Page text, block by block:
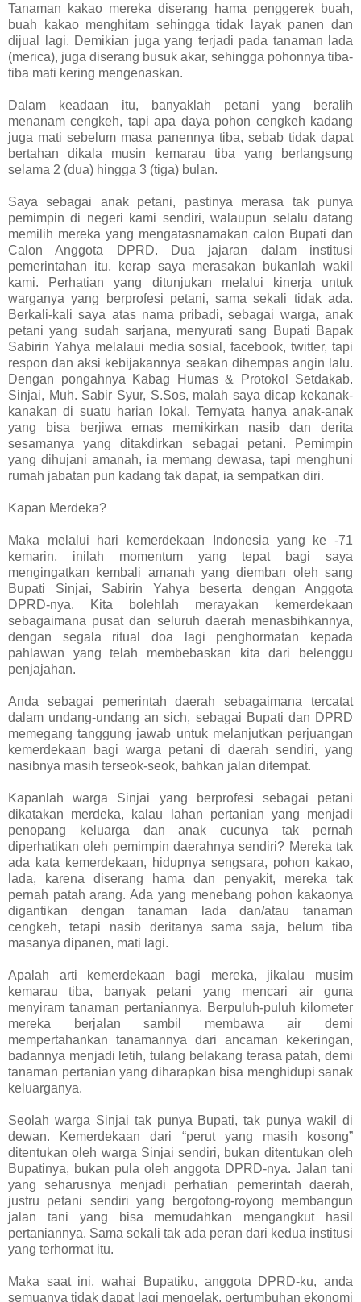
Tanaman kakao mereka diserang hama penggerek buah,
buah kakao menghitam sehingga tidak layak panen dan
dijual lagi. Demikian juga yang terjadi pada tanaman lada
(merica), juga diserang busuk akar, sehingga pohonnya tiba-
tiba mati kering mengenaskan.
Dalam keadaan itu, banyaklah petani yang beralih
menanam cengkeh, tapi apa daya pohon cengkeh kadang
juga mati sebelum masa panennya tiba, sebab tidak dapat
bertahan dikala musin kemarau tiba yang berlangsung
selama 2 (dua) hingga 3 (tiga) bulan.
Saya sebagai anak petani, pastinya merasa tak punya
pemimpin di negeri kami sendiri, walaupun selalu datang
memilih mereka yang mengatasnamakan calon Bupati dan
Calon Anggota DPRD. Dua jajaran dalam institusi
pemerintahan itu, kerap saya merasakan bukanlah wakil
kami. Perhatian yang ditunjukan melalui kinerja untuk
warganya yang berprofesi petani, sama sekali tidak ada.
Berkali-kali saya atas nama pribadi, sebagai warga, anak
petani yang sudah sarjana, menyurati sang Bupati Bapak
Sabirin Yahya melalaui media sosial, facebook, twitter, tapi
respon dan aksi kebijakannya seakan dihempas angin lalu.
Dengan pongahnya Kabag Humas & Protokol Setdakab.
Sinjai, Muh. Sabir Syur, S.Sos, malah saya dicap kekanak-
kanakan di suatu harian lokal. Ternyata hanya anak-anak
yang bisa berjiwa emas memikirkan nasib dan derita
sesamanya yang ditakdirkan sebagai petani. Pemimpin
yang dihujani amanah, ia memang dewasa, tapi menghuni
rumah jabatan pun kadang tak dapat, ia sempatkan diri.
Kapan Merdeka?
Maka melalui hari kemerdekaan Indonesia yang ke -71
kemarin, inilah momentum yang tepat bagi saya
mengingatkan kembali amanah yang diemban oleh sang
Bupati Sinjai, Sabirin Yahya beserta dengan Anggota
DPRD-nya. Kita bolehlah merayakan kemerdekaan
sebagaimana pusat dan seluruh daerah menasbihkannya,
dengan segala ritual doa lagi penghormatan kepada
pahlawan yang telah membebaskan kita dari belenggu
penjajahan.
Anda sebagai pemerintah daerah sebagaimana tercatat
dalam undang-undang an sich, sebagai Bupati dan DPRD
memegang tanggung jawab untuk melanjutkan perjuangan
kemerdekaan bagi warga petani di daerah sendiri, yang
nasibnya masih terseok-seok, bahkan jalan ditempat.
Kapanlah warga Sinjai yang berprofesi sebagai petani
dikatakan merdeka, kalau lahan pertanian yang menjadi
penopang keluarga dan anak cucunya tak pernah
diperhatikan oleh pemimpin daerahnya sendiri? Mereka tak
ada kata kemerdekaan, hidupnya sengsara, pohon kakao,
lada, karena diserang hama dan penyakit, mereka tak
pernah patah arang. Ada yang menebang pohon kakaonya
digantikan dengan tanaman lada dan/atau tanaman
cengkeh, tetapi nasib deritanya sama saja, belum tiba
masanya dipanen, mati lagi.
Apalah arti kemerdekaan bagi mereka, jikalau musim
kemarau tiba, banyak petani yang mencari air guna
menyiram tanaman pertaniannya. Berpuluh-puluh kilometer
mereka berjalan sambil membawa air demi
mempertahankan tanamannya dari ancaman kekeringan,
badannya menjadi letih, tulang belakang terasa patah, demi
tanaman pertanian yang diharapkan bisa menghidupi sanak
keluarganya.
Seolah warga Sinjai tak punya Bupati, tak punya wakil di
dewan. Kemerdekaan dari “perut yang masih kosong”
ditentukan oleh warga Sinjai sendiri, bukan ditentukan oleh
Bupatinya, bukan pula oleh anggota DPRD-nya. Jalan tani
yang seharusnya menjadi perhatian pemerintah daerah,
justru petani sendiri yang bergotong-royong membangun
jalan tani yang bisa memudahkan mengangkut hasil
pertaniannya. Sama sekali tak ada peran dari kedua institusi
yang terhormat itu.
Maka saat ini, wahai Bupatiku, anggota DPRD-ku, anda
semuanya tidak dapat lagi mengelak, pertumbuhan ekonomi